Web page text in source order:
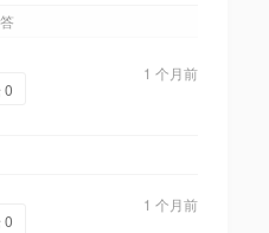
1 个月前
0
1 个月前
0